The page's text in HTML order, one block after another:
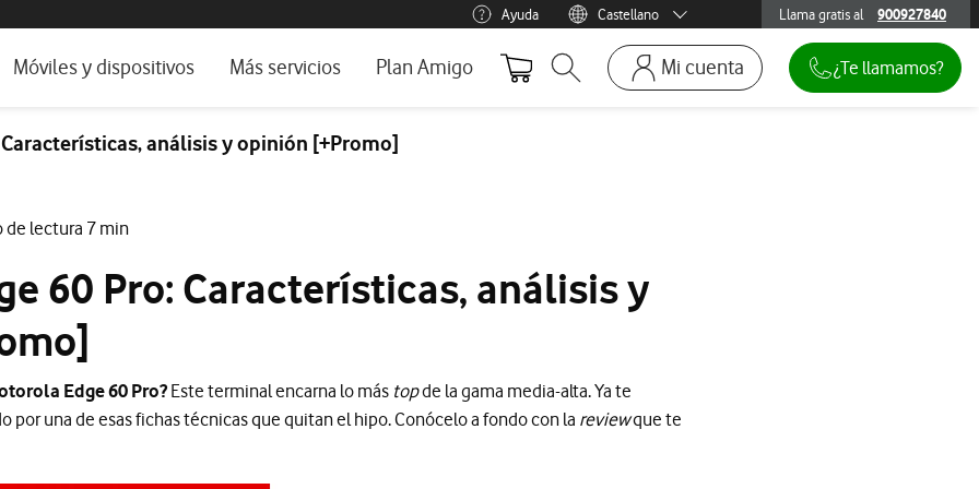
ayuda e idioma Ayuda
Menu idioma
Castellano
Llama gratis al
900927840 900927840
Móviles y dispositivos Más servicios Plan Amigo
Abrir buscador. Abre en ventana modal
Mi cuenta
Ir a la pagina acceso clientes. Abre en
Recargas
¿Te llamamos?
análisis y opinión [+Promo]
de lectura 7 min
60 Pro: Características, análisis y
Edge 60 Pro?Este terminal encarna lo más topde la gama media-alta. Ya te
por una de esas fichas técnicas que quitan el hipo. Conócelo a fondo con la reviewque te